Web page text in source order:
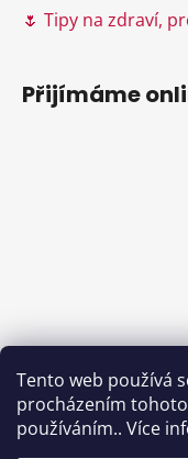
Tento web používá
procházením
používáním.. Více
🌷 Tipy na zdraví,
Přijímáme